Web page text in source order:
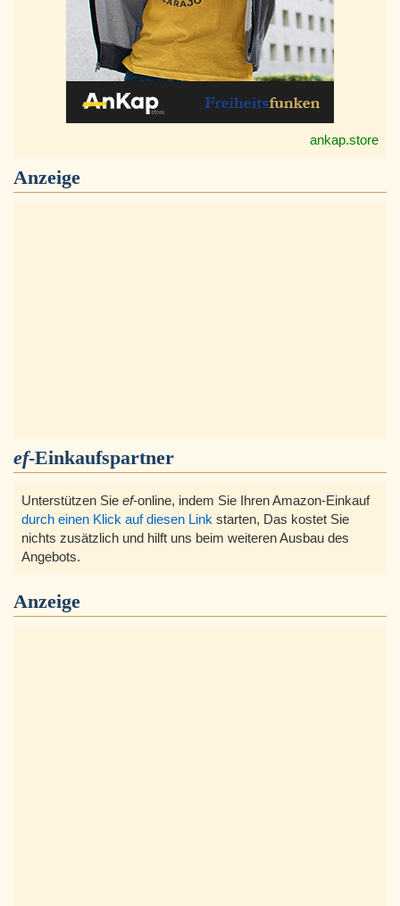
ankap.store
Anzeige
ef-Einkaufspartner
Unterstützen Sie ef-online, indem Sie Ihren Amazon-Einkauf
durch einen Klick auf diesen Link starten, Das kostet Sie
nichts zusätzlich und hilft uns beim weiteren Ausbau des
Angebots.
Anzeige